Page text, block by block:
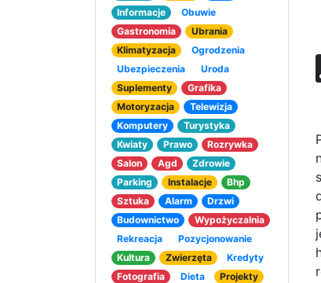
Informacje
Obuwie
Gastronomia
Ubrania
Klimatyzacja
Ogrodzenia
Ubezpieczenia
Uroda
Suplementy
Grafika
Motoryzacja
Telewizja
Komputery
Turystyka
Kwiaty
Prawo
Rozrywka
Salon
Agd
Zdrowie
Parking
Instalacje
Bhp
Sztuka
Alarm
Drzwi
Budownictwo
Wypożyczalnia
Rekreacja
Pozycjonowanie
Kultura
Zwierzęta
Kredyty
Fotografia
Dieta
Projekty